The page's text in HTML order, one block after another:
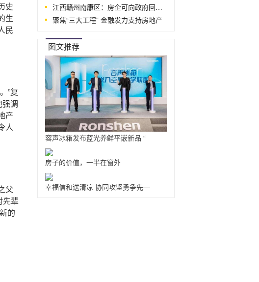
史
生
民
”复
强调
产
人
父
先辈
的
江西赣州南康区：房企可向政府回购配套人
聚焦“三大工程” 金融发力支持房地产
图文推荐
容声冰箱发布蓝光养鲜平嵌新品 “
房子的价值，一半在窗外
幸福信和送清凉 协同攻坚勇争先—